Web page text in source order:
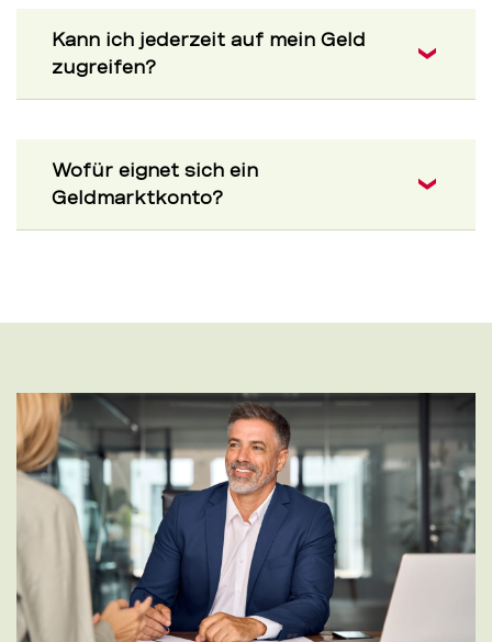
Kann ich jederzeit auf mein Geld
zugreifen?
Wofür eignet sich ein
Geldmarktkonto?